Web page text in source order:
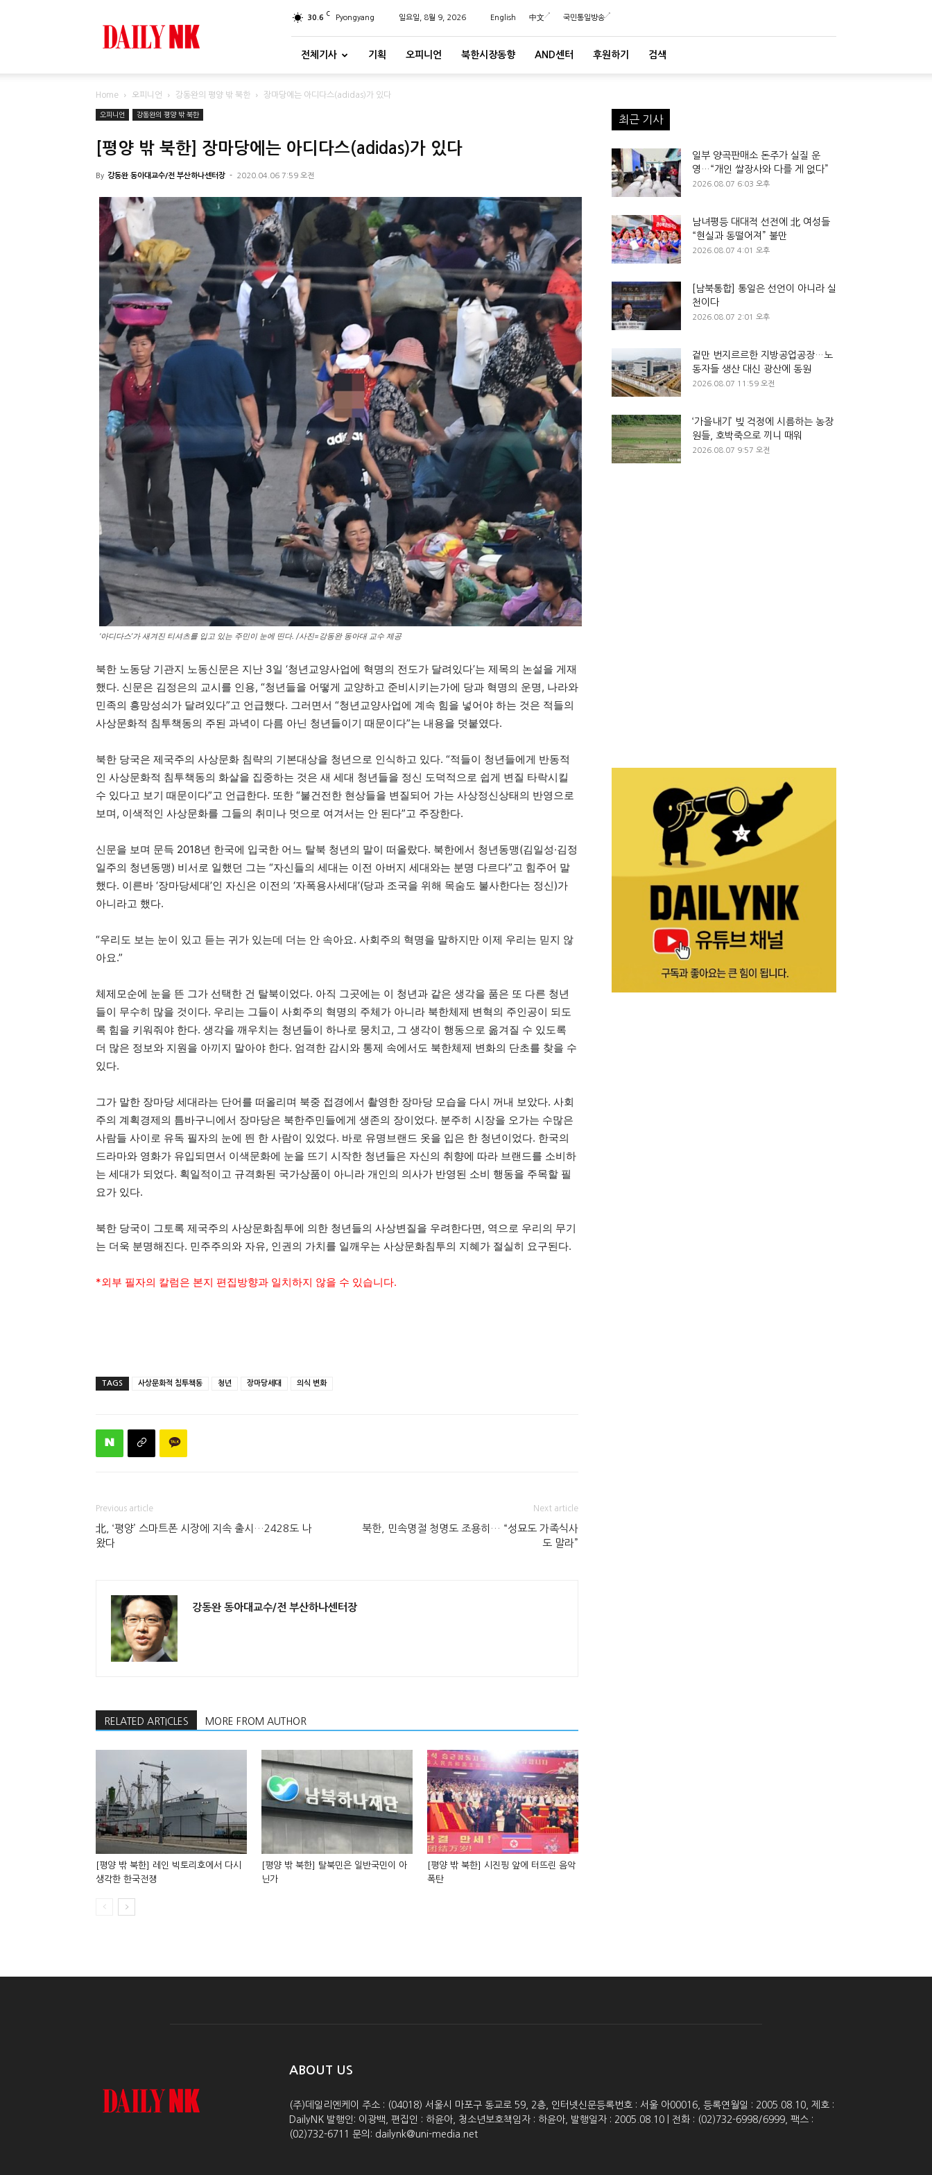
30.6 C Pyongyang 일요일, 8월 9, 2026 English 中文 국민통일방송
전체기사 기획 오피니언 북한시장동향 AND센터 후원하기 검색
Home 오피니언 강동완의 평양 밖 북한 장마당에는 아디다스(adidas)가 있다
오피니언 강동완의 평양 밖 북한
[평양 밖 북한] 장마당에는 아디다스(adidas)가 있다
By 강동완 동아대교수/전 부산하나센터장 - 2020.04.06 7:59 오전
‘아디다스’가 새겨진 티셔츠를 입고 있는 주민이 눈에 띤다. /사진=강동완 동아대 교수 제공
북한 노동당 기관지 노동신문은 지난 3일 ‘청년교양사업에 혁명의 전도가 달려있다’는 제목의 논설을 게재
했다. 신문은 김정은의 교시를 인용, “청년들을 어떻게 교양하고 준비시키는가에 당과 혁명의 운명, 나라와
민족의 흥망성쇠가 달려있다”고 언급했다. 그러면서 “청년교양사업에 계속 힘을 넣어야 하는 것은 적들의
사상문화적 침투책동의 주된 과녁이 다름 아닌 청년들이기 때문이다”는 내용을 덧붙였다.
북한 당국은 제국주의 사상문화 침략의 기본대상을 청년으로 인식하고 있다. “적들이 청년들에게 반동적
인 사상문화적 침투책동의 화살을 집중하는 것은 새 세대 청년들을 정신 도덕적으로 쉽게 변질 타락시킬
수 있다고 보기 때문이다”고 언급한다. 또한 “불건전한 현상들을 변질되어 가는 사상정신상태의 반영으로
보며, 이색적인 사상문화를 그들의 취미나 멋으로 여겨서는 안 된다”고 주장한다.
신문을 보며 문득 2018년 한국에 입국한 어느 탈북 청년의 말이 떠올랐다. 북한에서 청년동맹(김일성·김정
일주의 청년동맹) 비서로 일했던 그는 “자신들의 세대는 이전 아버지 세대와는 분명 다르다”고 힘주어 말
했다. 이른바 ‘장마당세대’인 자신은 이전의 ‘자폭용사세대’(당과 조국을 위해 목숨도 불사한다는 정신)가
아니라고 했다.
“우리도 보는 눈이 있고 듣는 귀가 있는데 더는 안 속아요. 사회주의 혁명을 말하지만 이제 우리는 믿지 않
아요.”
체제모순에 눈을 뜬 그가 선택한 건 탈북이었다. 아직 그곳에는 이 청년과 같은 생각을 품은 또 다른 청년
들이 무수히 많을 것이다. 우리는 그들이 사회주의 혁명의 주체가 아니라 북한체제 변혁의 주인공이 되도
록 힘을 키워줘야 한다. 생각을 깨우치는 청년들이 하나로 뭉치고, 그 생각이 행동으로 옮겨질 수 있도록
더 많은 정보와 지원을 아끼지 말아야 한다. 엄격한 감시와 통제 속에서도 북한체제 변화의 단초를 찾을 수
있다.
그가 말한 장마당 세대라는 단어를 떠올리며 북중 접경에서 촬영한 장마당 모습을 다시 꺼내 보았다. 사회
주의 계획경제의 틈바구니에서 장마당은 북한주민들에게 생존의 장이었다. 분주히 시장을 오가는 수많은
사람들 사이로 유독 필자의 눈에 띈 한 사람이 있었다. 바로 유명브랜드 옷을 입은 한 청년이었다. 한국의
드라마와 영화가 유입되면서 이색문화에 눈을 뜨기 시작한 청년들은 자신의 취향에 따라 브랜드를 소비하
는 세대가 되었다. 획일적이고 규격화된 국가상품이 아니라 개인의 의사가 반영된 소비 행동을 주목할 필
요가 있다.
북한 당국이 그토록 제국주의 사상문화침투에 의한 청년들의 사상변질을 우려한다면, 역으로 우리의 무기
는 더욱 분명해진다. 민주주의와 자유, 인권의 가치를 일깨우는 사상문화침투의 지혜가 절실히 요구된다.
*외부 필자의 칼럼은 본지 편집방향과 일치하지 않을 수 있습니다.
TAGS 사상문화적 침투책동 청년 장마당세대 의식 변화
Previous article
北, ‘평양’ 스마트폰 시장에 지속 출시…2428도 나
왔다
Next article
북한, 민속명절 청명도 조용히… “성묘도 가족식사
도 말라”
강동완 동아대교수/전 부산하나센터장
RELATED ARTICLES MORE FROM AUTHOR
[평양 밖 북한] 레인 빅토리호에서 다시
생각한 한국전쟁
[평양 밖 북한] 탈북민은 일반국민이 아
닌가
[평양 밖 북한] 시진핑 앞에 터뜨린 음악
폭탄
최근 기사
일부 양곡판매소 돈주가 실질 운
영…“개인 쌀장사와 다를 게 없다”
2026.08.07 6:03 오후
남녀평등 대대적 선전에 北 여성들
“현실과 동떨어져” 불만
2026.08.07 4:01 오후
[남북통합] 통일은 선언이 아니라 실
천이다
2026.08.07 2:01 오후
겉만 번지르르한 지방공업공장…노
동자들 생산 대신 광산에 동원
2026.08.07 11:59 오전
‘가을내기’ 빚 걱정에 시름하는 농장
원들, 호박죽으로 끼니 때워
2026.08.07 9:57 오전
ABOUT US
(주)데일리엔케이 주소 : (04018) 서울시 마포구 동교로 59, 2층, 인터넷신문등록번호 : 서울 아00016, 등록연월일 : 2005.08.10, 제호 :
DailyNK 발행인: 이광백, 편집인 : 하윤아, 청소년보호책임자 : 하윤아, 발행일자 : 2005.08.10 | 전화 : (02)732-6998/6999, 팩스 :
(02)732-6711 문의: dailynk@uni-media.net